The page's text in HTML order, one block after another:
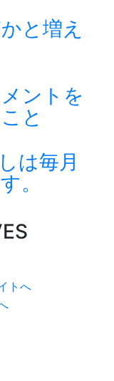
と増え
ントを
と
は毎月
。